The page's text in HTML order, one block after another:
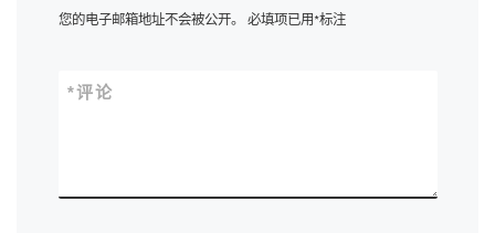
您的电子邮箱地址不会被公开。 必填项已用*标注
评论
*